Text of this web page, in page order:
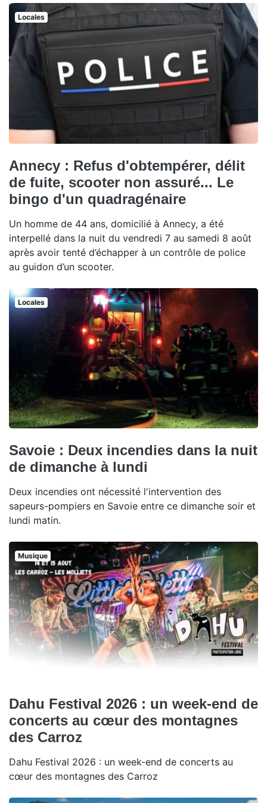
Locales
Annecy : Refus d'obtempérer, délit
de fuite, scooter non assuré... Le
bingo d'un quadragénaire
Un homme de 44 ans, domicilié à Annecy, a été
interpellé dans la nuit du vendredi 7 au samedi 8 août
après avoir tenté d’échapper à un contrôle de police
au guidon d’un scooter.
Locales
Savoie : Deux incendies dans la nuit
de dimanche à lundi
Deux incendies ont nécessité l'intervention des
sapeurs-pompiers en Savoie entre ce dimanche soir et
lundi matin.
Musique
Dahu Festival 2026 : un week-end de
concerts au cœur des montagnes
des Carroz
Dahu Festival 2026 : un week-end de concerts au
cœur des montagnes des Carroz